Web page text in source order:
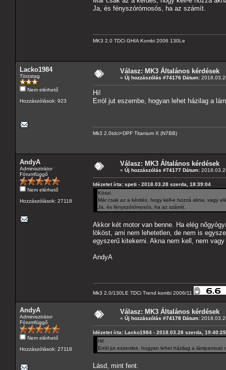
Ja, és fényszórómosós, ha az számít.
MK3 2.0 TDCi GHIA Kombi 2006 130Le
Lacko1984
Törzstag
Nem elérhető
Hozzászólások: 923
Válasz: MK3 Általános kérdések
« Új hozzászólás #74176 Dátum:
Hi!
Erröl jut eszembe, hogyan lehet házilag a
Mk3 2.0tdci+DPF Titanium X (N7BB)
AndyA
Adminisztrátor
Fórumfüggő
Nem elérhető
Hozzászólások: 27118
Válasz: MK3 Általános kérdések
« Új hozzászólás #74177 Dátum:
Idézetet írta: speti - 2018.03.28 szerda, 18:39:04
Köszi.
Már csak az a kérdés, hogy kell-e hozzá akna, vagy
Ja, és fényszórómosós, ha az számít.
Akkor két motor van benne. Ha elég
lököst, ami nem lehetetlen, de nem is
egyszerű kitekerni. Akna nem kell, nem
AndyA
Mk3 2.0/130LE TDCi Trend kombi 2006/11
AndyA
Adminisztrátor
Fórumfüggő
Nem elérhető
Hozzászólások: 27118
Válasz: MK3 Általános kérdések
« Új hozzászólás #74178 Dátum:
Idézetet írta: Lacko1984 - 2018.03.28 szerda, 19:40:25
Hi!
Erröl jut eszembe, hogyan lehet házilag a lámpamosó
Lásd, mint fent.